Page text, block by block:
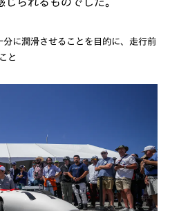
に潤滑させることを目的に、走行前
と